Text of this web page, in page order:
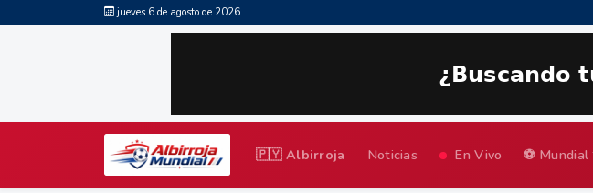
jueves 6 de agosto de 2026
🇵🇾 Albirroja Noticias En Vivo ⚽ Mundial